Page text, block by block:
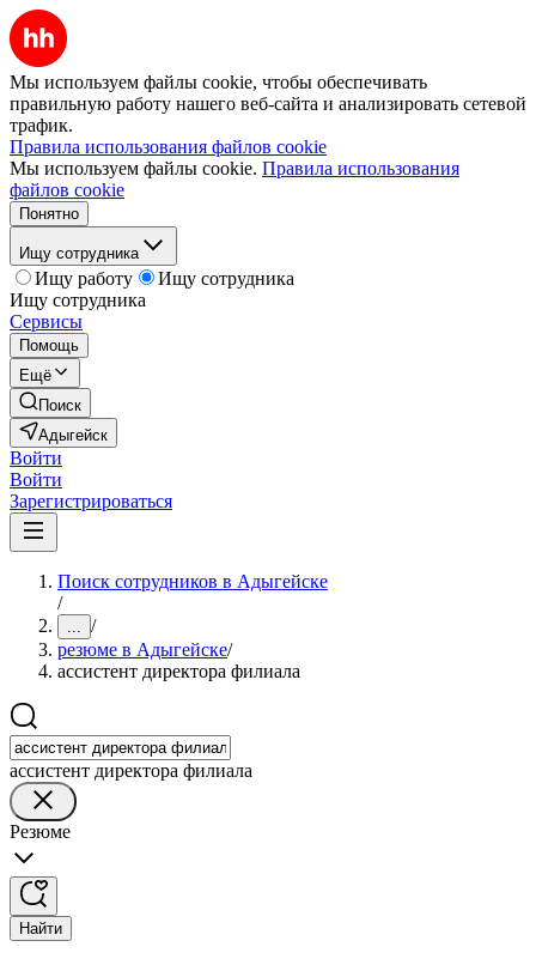
Мы используем файлы cookie, чтобы обеспечивать
правильную работу нашего веб-сайта и анализировать сетевой
трафик.
Правила использования файлов cookie
Мы используем файлы cookie. Правила использования
файлов cookie
Понятно
Ищу сотрудника
Ищу работу
Ищу сотрудника
Ищу сотрудника
Сервисы
Помощь
Ещё
Поиск
Адыгейск
Войти
Войти
Зарегистрироваться
Поиск сотрудников в Адыгейске
/
... /
резюме в Адыгейске/
ассистент директора филиала
ассистент директора филиала
Резюме
Найти